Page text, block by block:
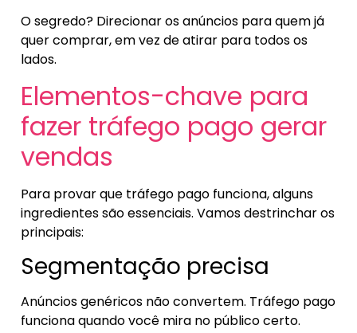
O segredo? Direcionar os anúncios para quem já
quer comprar, em vez de atirar para todos os
lados.
Elementos-chave para
fazer tráfego pago gerar
vendas
Para provar que tráfego pago funciona, alguns
ingredientes são essenciais. Vamos destrinchar os
principais:
Segmentação precisa
Anúncios genéricos não convertem. Tráfego pago
funciona quando você mira no público certo.